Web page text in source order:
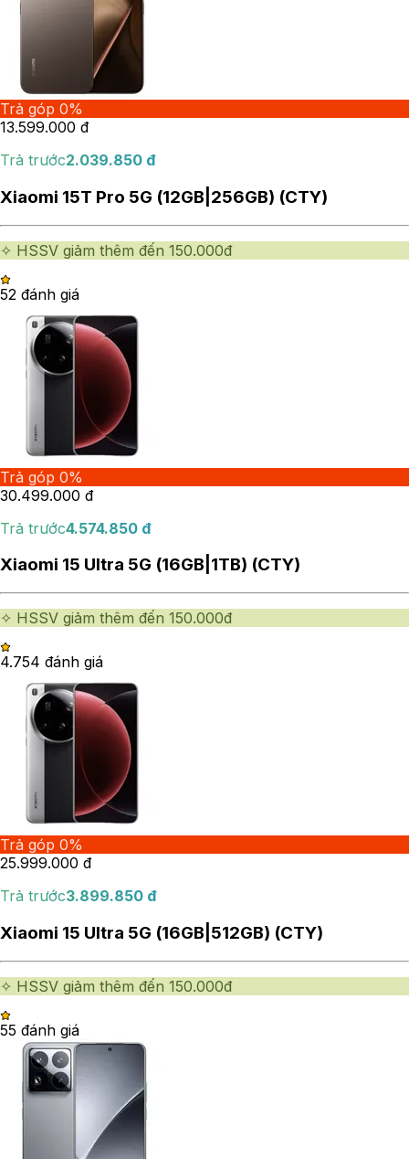
Trả góp 0%
13.599.000 đ
Trả trước2.039.850 đ
Xiaomi 15T Pro 5G (12GB|256GB) (CTY)
✧ HSSV giảm thêm đến 150.000đ
52 đánh giá
Trả góp 0%
30.499.000 đ
Trả trước4.574.850 đ
Xiaomi 15 Ultra 5G (16GB|1TB) (CTY)
✧ HSSV giảm thêm đến 150.000đ
4.754 đánh giá
Trả góp 0%
25.999.000 đ
Trả trước3.899.850 đ
Xiaomi 15 Ultra 5G (16GB|512GB) (CTY)
✧ HSSV giảm thêm đến 150.000đ
55 đánh giá